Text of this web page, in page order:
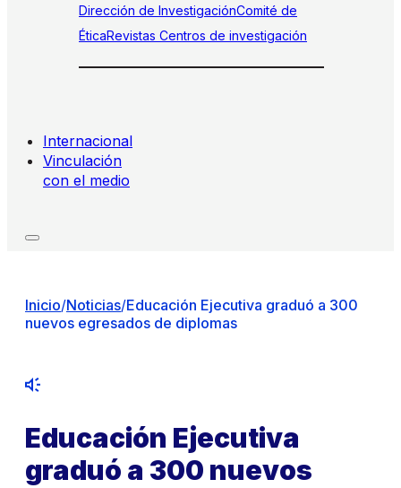
Dirección de InvestigaciónComité de
ÉticaRevistas Centros de investigación
Internacional
Vinculación
con el medio
Inicio/Noticias/Educación Ejecutiva graduó a 300
nuevos egresados de diplomas
Educación Ejecutiva
graduó a 300 nuevos